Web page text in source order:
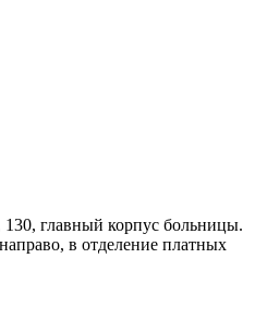
главный корпус больницы.
в отделение платных